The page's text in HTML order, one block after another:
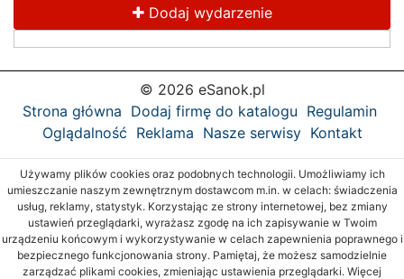
Dodaj wydarzenie
© 2026 eSanok.pl
Strona główna Dodaj firmę do katalogu Regulamin
Oglądalność Reklama Nasze serwisy Kontakt
Używamy plików cookies oraz podobnych technologii. Umożliwiamy ich
umieszczanie naszym zewnętrznym dostawcom m.in. w celach: świadczenia
usług, reklamy, statystyk. Korzystając ze strony internetowej, bez zmiany
ustawień przeglądarki, wyrażasz zgodę na ich zapisywanie w Twoim
urządzeniu końcowym i wykorzystywanie w celach zapewnienia poprawnego i
bezpiecznego funkcjonowania strony. Pamiętaj, że możesz samodzielnie
zarządzać plikami cookies, zmieniając ustawienia przeglądarki. Więcej